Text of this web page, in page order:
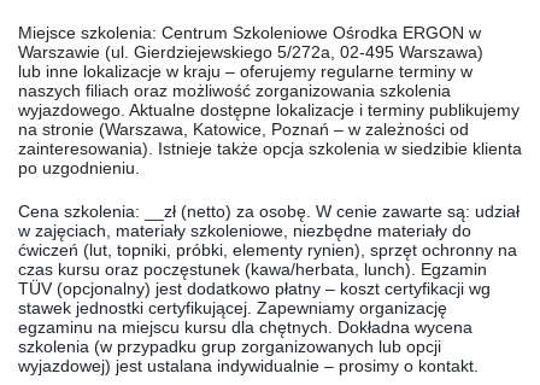
Miejsce szkolenia: Centrum Szkoleniowe Ośrodka ERGON w
Warszawie (ul. Gierdziejewskiego 5/272a, 02-495 Warszawa)
lub inne lokalizacje w kraju – oferujemy regularne terminy w
naszych filiach oraz możliwość zorganizowania szkolenia
wyjazdowego. Aktualne dostępne lokalizacje i terminy publikujemy
na stronie (Warszawa, Katowice, Poznań – w zależności od
zainteresowania). Istnieje także opcja szkolenia w siedzibie klienta
po uzgodnieniu.
Cena szkolenia: __zł (netto) za osobę. W cenie zawarte są: udział
w zajęciach, materiały szkoleniowe, niezbędne materiały do
ćwiczeń (lut, topniki, próbki, elementy rynien), sprzęt ochronny na
czas kursu oraz poczęstunek (kawa/herbata, lunch). Egzamin
TÜV (opcjonalny) jest dodatkowo płatny – koszt certyfikacji wg
stawek jednostki certyfikującej. Zapewniamy organizację
egzaminu na miejscu kursu dla chętnych. Dokładna wycena
szkolenia (w przypadku grup zorganizowanych lub opcji
wyjazdowej) jest ustalana indywidualnie – prosimy o kontakt.